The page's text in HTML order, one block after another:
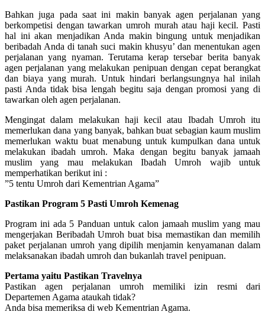
Bahkan juga pada saat ini makin banyak agen perjalanan yang
berkompetisi dengan tawarkan umroh murah atau haji kecil. Pasti
hal ini akan menjadikan Anda makin bingung untuk menjadikan
beribadah Anda di tanah suci makin khusyu’ dan menentukan agen
perjalanan yang nyaman. Terutama kerap tersebar berita banyak
agen perjalanan yang melakukan penipuan dengan cepat berangkat
dan biaya yang murah. Untuk hindari berlangsungnya hal inilah
pasti Anda tidak bisa lengah begitu saja dengan promosi yang di
tawarkan oleh agen perjalanan.
Mengingat dalam melakukan haji kecil atau Ibadah Umroh itu
memerlukan dana yang banyak, bahkan buat sebagian kaum muslim
memerlukan waktu buat menabung untuk kumpulkan dana untuk
melakukan ibadah umroh. Maka dengan begitu banyak jamaah
muslim yang mau melakukan Ibadah Umroh wajib untuk
memperhatikan berikut ini :
”5 tentu Umroh dari Kementrian Agama”
Pastikan Program 5 Pasti Umroh Kemenag
Program ini ada 5 Panduan untuk calon jamaah muslim yang mau
mengerjakan Beribadah Umroh buat bisa memastikan dan memilih
paket perjalanan umroh yang dipilih menjamin kenyamanan dalam
melaksanakan ibadah umroh dan bukanlah travel penipuan.
Pertama yaitu Pastikan Travelnya
Pastikan agen perjalanan umroh memiliki izin resmi dari
Departemen Agama ataukah tidak?
Anda bisa memeriksa di web Kementrian Agama.